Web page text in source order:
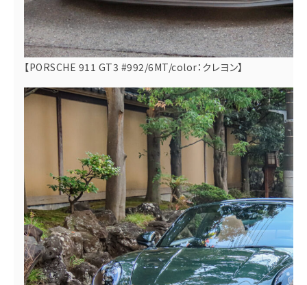
【PORSCHE 911 GT3 #992/6MT/color：クレヨン】